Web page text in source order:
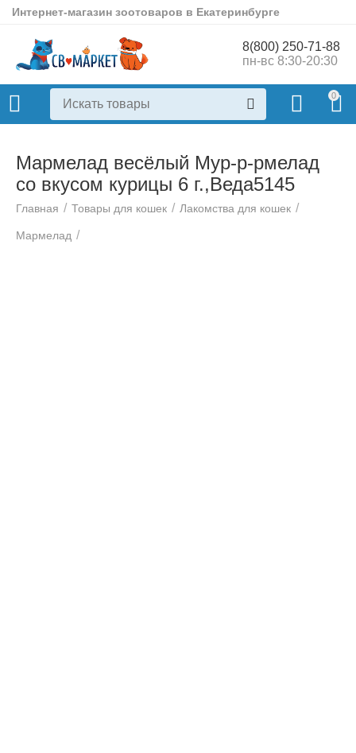
Интернет-магазин зоотоваров в Екатеринбурге
8(800) 250-71-88
пн-вс 8:30-20:30
0
Мармелад весёлый Мур-р-рмелад
со вкусом курицы 6 г.,Веда5145
Главная / Товары для кошек / Лакомства для кошек /
Мармелад /